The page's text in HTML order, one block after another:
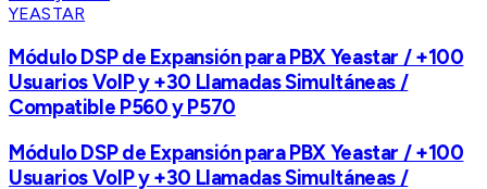
YEASTAR
Módulo DSP de Expansión para PBX Yeastar / +100
Usuarios VoIP y +30 Llamadas Simultáneas /
Compatible P560 y P570
Módulo DSP de Expansión para PBX Yeastar / +100
Usuarios VoIP y +30 Llamadas Simultáneas /